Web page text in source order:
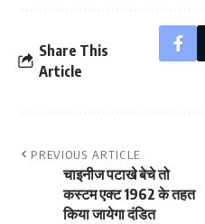
Share This
Article
PREVIOUS ARTICLE
चाइनीज पटाखे बेचे तो
कस्‍टम एक्‍ट 1962 के तहत
किया जायेगा दंडित